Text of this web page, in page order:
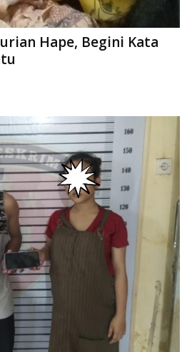
Hape, Begini Kata